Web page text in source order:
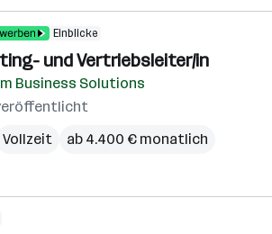
Einblicke
und Vertriebsleiter/in
Business Solutions
Vollzeit ab 4.400 € monatlich